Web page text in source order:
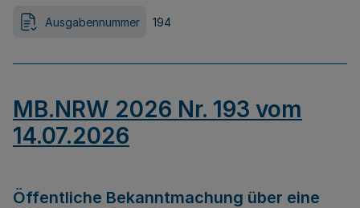
Ausgabennummer 194
MB.NRW 2026 Nr. 193 vom
14.07.2026
Öffentliche Bekanntmachung über eine